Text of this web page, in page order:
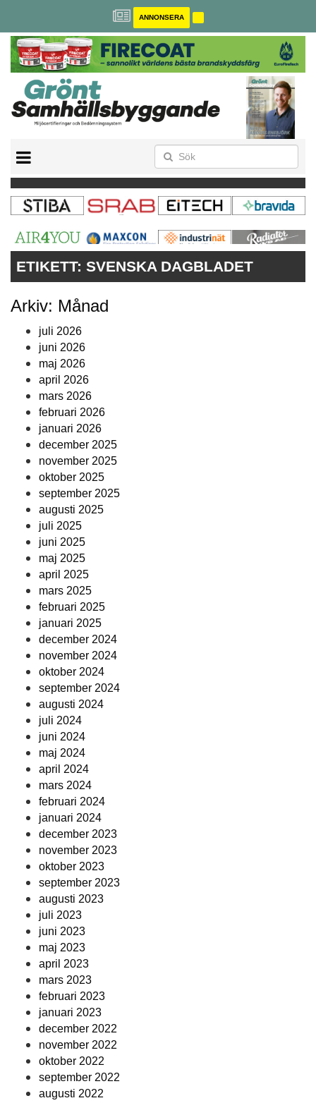
ANNONSERA
MILJÖBYGGNAD
NOLLCO2
CITYLAB
GREENBUILDING
ANNONSERA
ETIKETT: SVENSKA DAGBLADET
Arkiv: Månad
juli 2026
juni 2026
maj 2026
april 2026
mars 2026
februari 2026
januari 2026
december 2025
november 2025
oktober 2025
september 2025
augusti 2025
juli 2025
juni 2025
maj 2025
april 2025
mars 2025
februari 2025
januari 2025
december 2024
november 2024
oktober 2024
september 2024
augusti 2024
juli 2024
juni 2024
maj 2024
april 2024
mars 2024
februari 2024
januari 2024
december 2023
november 2023
oktober 2023
september 2023
augusti 2023
juli 2023
juni 2023
maj 2023
april 2023
mars 2023
februari 2023
januari 2023
december 2022
november 2022
oktober 2022
september 2022
augusti 2022